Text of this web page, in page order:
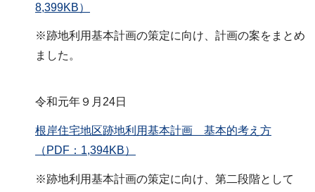
8,399KB）
※跡地利用基本計画の策定に向け、計画の案をまとめ
ました。
令和元年９月24日
根岸住宅地区跡地利用基本計画 基本的考え方
（PDF：1,394KB）
※跡地利用基本計画の策定に向け、第二段階として